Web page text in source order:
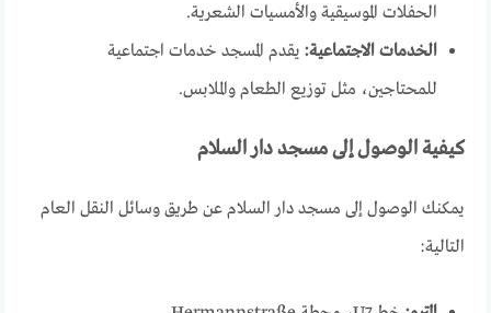
الحفلات الموسيقية والأمسيات الشعرية.
الخدمات الاجتماعية: يقدم المسجد خدمات اجتماعية
للمحتاجين، مثل توزيع الطعام والملابس.
كيفية الوصول إلى مسجد دار السلام
يمكنك الوصول إلى مسجد دار السلام عن طريق وسائل النقل العام
التالية: